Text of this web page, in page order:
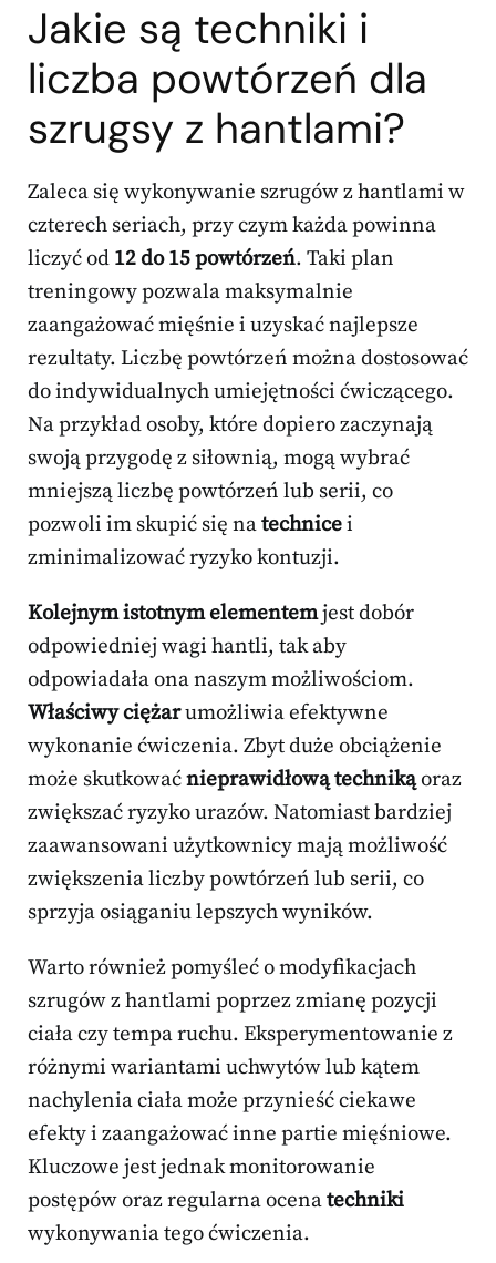
Jakie są techniki i
liczba powtórzeń dla
szrugsy z hantlami?
Zaleca się wykonywanie szrugów z hantlami w
czterech seriach, przy czym każda powinna
liczyć od 12 do 15 powtórzeń. Taki plan
treningowy pozwala maksymalnie
zaangażować mięśnie i uzyskać najlepsze
rezultaty. Liczbę powtórzeń można dostosować
do indywidualnych umiejętności ćwiczącego.
Na przykład osoby, które dopiero zaczynają
swoją przygodę z siłownią, mogą wybrać
mniejszą liczbę powtórzeń lub serii, co
pozwoli im skupić się natechnicei
zminimalizować ryzyko kontuzji.
Kolejnym istotnym elementemjest dobór
odpowiedniej wagi hantli, tak aby
odpowiadała ona naszym możliwościom.
Właściwy ciężarumożliwia efektywne
wykonanie ćwiczenia. Zbyt duże obciążenie
może skutkowaćnieprawidłową technikąoraz
zwiększać ryzyko urazów. Natomiast bardziej
zaawansowani użytkownicy mają możliwość
zwiększenia liczby powtórzeń lub serii, co
sprzyja osiąganiu lepszych wyników.
Warto również pomyśleć o modyfikacjach
szrugów z hantlami poprzez zmianę pozycji
ciała czy tempa ruchu. Eksperymentowanie z
różnymi wariantami uchwytów lub kątem
nachylenia ciała może przynieść ciekawe
efekty i zaangażować inne partie mięśniowe.
Kluczowe jest jednak monitorowanie
postępów oraz regularna ocenatechniki
wykonywania tego ćwiczenia.